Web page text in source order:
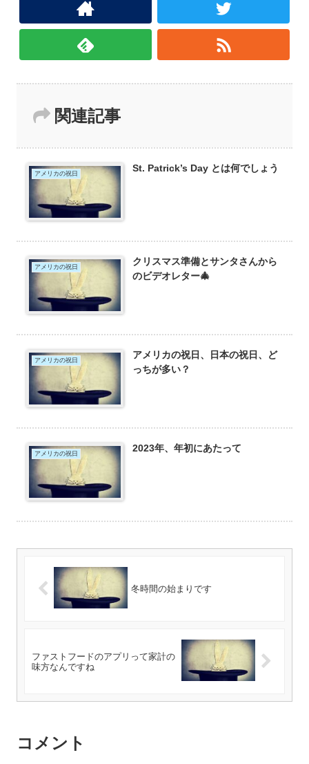
関連記事
アメリカの祝日 St. Patrick’s Day とは何でしょう
アメリカの祝日
クリスマス準備とサンタさんから
のビデオレター🎄
アメリカの祝日
アメリカの祝日、日本の祝日、ど
っちが多い？
アメリカの祝日 2023年、年初にあたって
冬時間の始まりです
ファストフードのアプリって家計の
味方なんですね
コメント